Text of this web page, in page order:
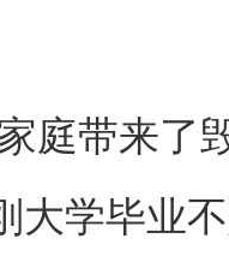
庭带来了
大学毕业